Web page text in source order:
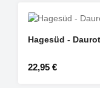
Hagesüd -
Regulärer Preis:
22,95 €